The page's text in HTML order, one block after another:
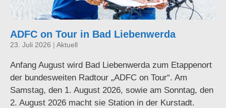
ADFC on Tour in Bad Liebenwerda
23. Juli 2026 Aktuell
Anfang August wird Bad Liebenwerda zum Etappenort
der bundesweiten Radtour „ADFC on Tour“. Am
Samstag, den 1. August 2026, sowie am Sonntag, den
2. August 2026 macht sie Station in der Kurstadt.